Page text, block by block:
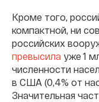
Кроме того,
компактной, ни
российских
превысила уже 1
численности
в США (0,4% от
Значительная